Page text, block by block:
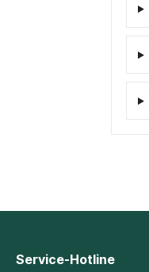
Service-Hotline